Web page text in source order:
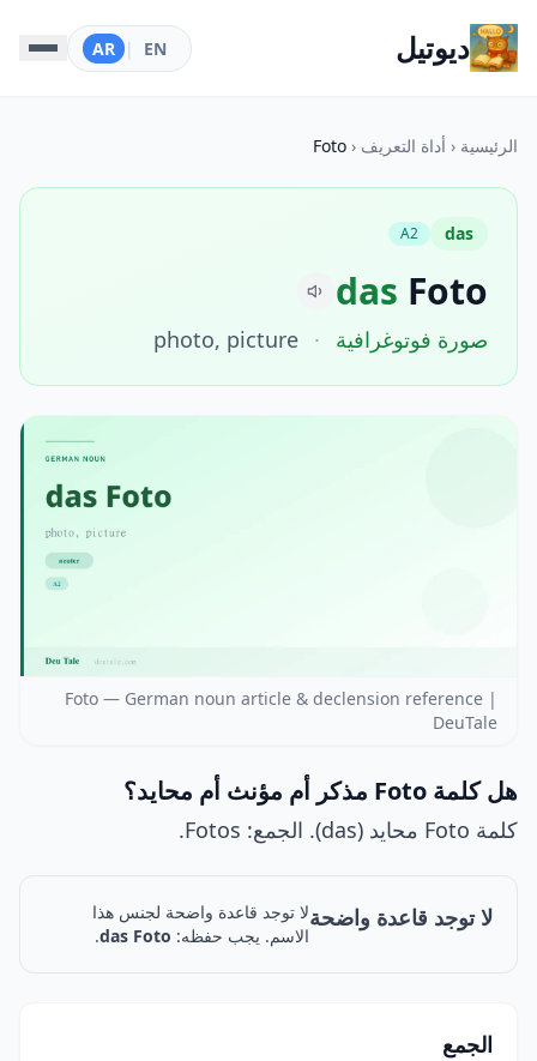
ديوتيل EN
|
AR
الرئيسية ‹ أداة التعريف ‹
Foto
das
A2
das Foto
صورة فوتوغرافية ·
photo, picture
Foto — German noun article & declension reference |
DeuTale
هل كلمة Foto مذكر أم مؤنث أم محايد؟
كلمة Foto محايد (das). الجمع: Fotos.
لا توجد قاعدة واضحةلا توجد قاعدة واضحة لجنس هذا
الاسم. يجب حفظه: das Foto
.
الجمع